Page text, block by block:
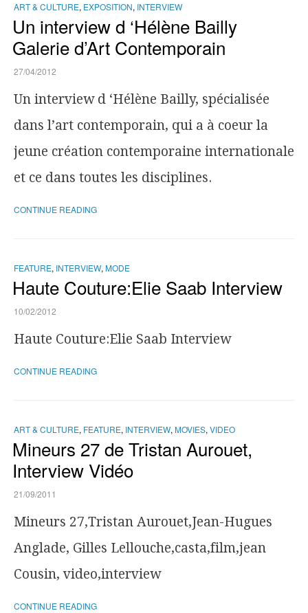
ART & CULTURE, EXPOSITION, INTERVIEW
Un interview d ‘Hélène Bailly
Galerie d’Art Contemporain
27/04/2012
Un interview d ‘Hélène Bailly, spécialisée
dans l’art contemporain, qui a à coeur la
jeune création contemporaine internationale
et ce dans toutes les disciplines.
CONTINUE READING
FEATURE, INTERVIEW, MODE
Haute Couture:Elie Saab Interview
10/02/2012
Haute Couture:Elie Saab Interview
CONTINUE READING
ART & CULTURE, FEATURE, INTERVIEW, MOVIES, VIDEO
Mineurs 27 de Tristan Aurouet,
Interview Vidéo
21/09/2011
Mineurs 27,Tristan Aurouet,Jean-Hugues
Anglade, Gilles Lellouche,casta,film,jean
Cousin, video,interview
CONTINUE READING